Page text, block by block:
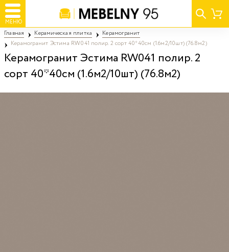
МЕНЮ
Главная Керамическая плитка
Керамогранит
Керамогранит Эстима RW041 полир. 2 сорт 40*40см (1.6м2/10шт) (76.8м2)
Керамогранит Эстима RW041 полир. 2
сорт 40*40см (1.6м2/10шт) (76.8м2)